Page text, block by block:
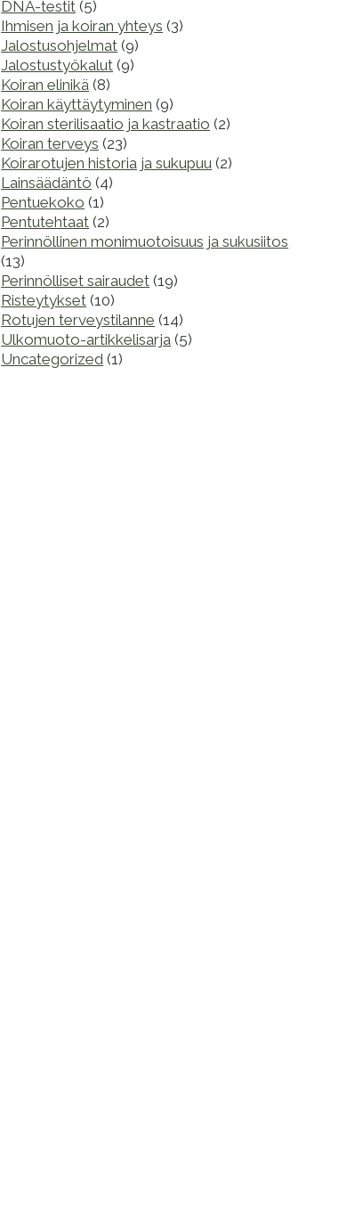
DNA-testit (5)
Ihmisen ja koiran yhteys (3)
Jalostusohjelmat (9)
Jalostustyökalut (9)
Koiran elinikä (8)
Koiran käyttäytyminen (9)
Koiran sterilisaatio ja kastraatio (2)
Koiran terveys (23)
Koirarotujen historia ja sukupuu (2)
Lainsäädäntö (4)
Pentuekoko (1)
Pentutehtaat (2)
Perinnöllinen monimuotoisuus ja sukusiitos
(13)
Perinnölliset sairaudet (19)
Risteytykset (10)
Rotujen terveystilanne (14)
Ulkomuoto-artikkelisarja (5)
Uncategorized (1)